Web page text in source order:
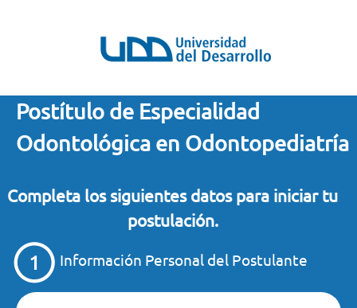
Postítulo de Especialidad
Odontológica en Odontopediatría
Completa los siguientes datos para iniciar tu
postulación.
Información Personal del Postulante